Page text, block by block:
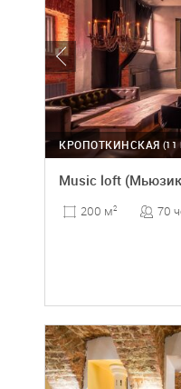
КРОПОТКИНСКАЯ
Music loft
200 м2 70